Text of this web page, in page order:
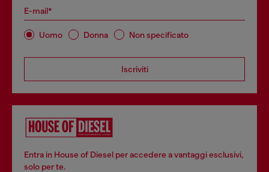
E-mail*
Uomo Donna Non specificato
Iscriviti
Entra in House of Diesel per accedere a vantaggi esclusivi,
solo per te.